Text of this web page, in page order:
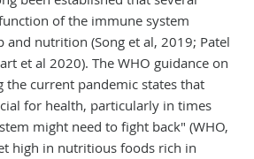
of the immune system
and nutrition (Song et al, 2019; Patel
et al 2020). The WHO guidance on
the current pandemic states that
for health, particularly in times
might need to fight back" (WHO,
high in nutritious foods rich in